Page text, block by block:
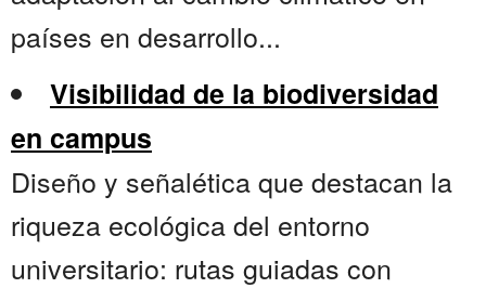
países en desarrollo...
Visibilidad de la biodiversidad
en campus
Diseño y señalética que destacan la
riqueza ecológica del entorno
universitario: rutas guiadas con